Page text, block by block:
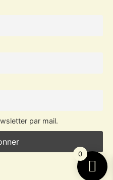
0
par mail.